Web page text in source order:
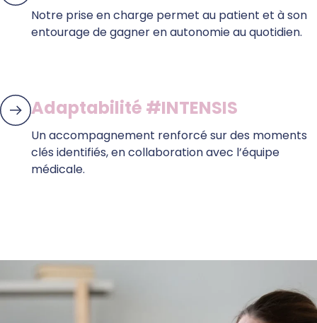
Notre prise en charge permet au patient et à son
entourage de gagner en autonomie au quotidien.
Adaptabilité #INTENSIS
Un accompagnement renforcé sur des moments
clés identifiés, en collaboration avec l’équipe
médicale.